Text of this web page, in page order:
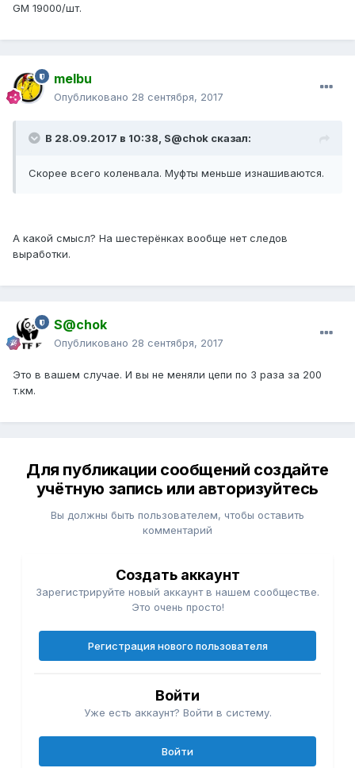
GM 19000/шт.
melbu
Опубликовано 28 сентября, 2017
В 28.09.2017 в 10:38, S@chok сказал:
Скорее всего коленвала. Муфты меньше изнашиваются.
А какой смысл? На шестерёнках вообще нет следов
выработки.
S@chok
Опубликовано 28 сентября, 2017
Это в вашем случае. И вы не меняли цепи по 3 раза за 200
т.км.
Для публикации сообщений создайте
учётную запись или авторизуйтесь
Вы должны быть пользователем, чтобы оставить
комментарий
Создать аккаунт
Зарегистрируйте новый аккаунт в нашем сообществе.
Это очень просто!
Регистрация нового пользователя
Войти
Уже есть аккаунт? Войти в систему.
Войти